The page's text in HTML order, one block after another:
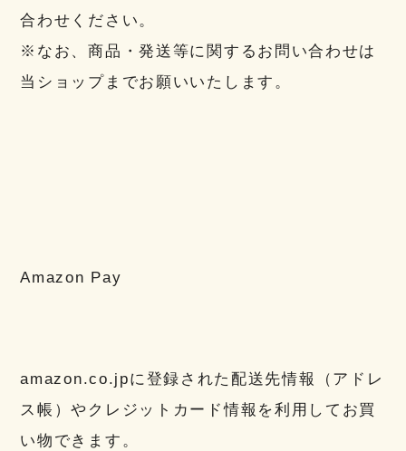
合わせください。
※なお、商品・発送等に関するお問い合わせは
当ショップまでお願いいたします。
Amazon Pay
amazon.co.jpに登録された配送先情報（アドレ
ス帳）やクレジットカード情報を利用してお買
い物できます。